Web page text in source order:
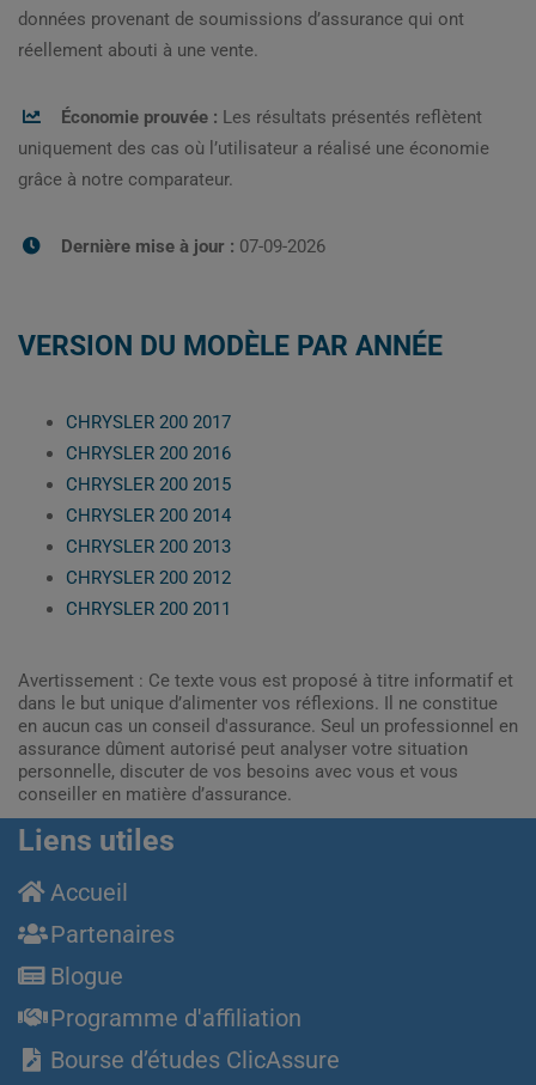
données provenant de soumissions d’assurance qui ont
réellement abouti à une vente.
Économie prouvée : Les résultats présentés reflètent
uniquement des cas où l’utilisateur a réalisé une économie
grâce à notre comparateur.
Dernière mise à jour : 07-09-2026
VERSION DU MODÈLE PAR ANNÉE
CHRYSLER 200 2017
CHRYSLER 200 2016
CHRYSLER 200 2015
CHRYSLER 200 2014
CHRYSLER 200 2013
CHRYSLER 200 2012
CHRYSLER 200 2011
Avertissement : Ce texte vous est proposé à titre informatif et
dans le but unique d’alimenter vos réflexions. Il ne constitue
en aucun cas un conseil d'assurance. Seul un professionnel en
assurance dûment autorisé peut analyser votre situation
personnelle, discuter de vos besoins avec vous et vous
conseiller en matière d’assurance.
Liens utiles
Accueil
Partenaires
Blogue
Programme d'affiliation
Bourse d’études ClicAssure